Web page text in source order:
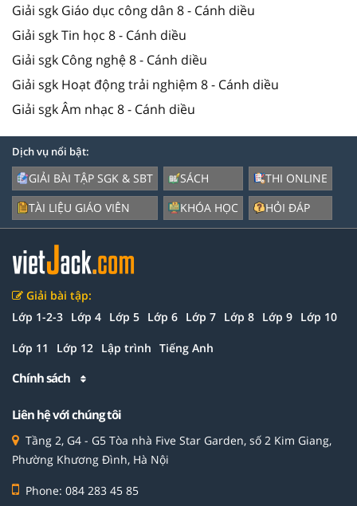
Giải sgk Giáo dục công dân 8 - Cánh diều
Giải sgk Tin học 8 - Cánh diều
Giải sgk Công nghệ 8 - Cánh diều
Giải sgk Hoạt động trải nghiệm 8 - Cánh diều
Giải sgk Âm nhạc 8 - Cánh diều
Dịch vụ nổi bật:
GIẢI BÀI TẬP SGK & SBT
TÀI LIỆU GIÁO VIÊN
SÁCH
KHÓA HỌC
THI ONLINE
HỎI ĐÁP
Giải bài tập:
Lớp 1-2-3 Lớp 4 Lớp 5 Lớp 6 Lớp 7 Lớp 8 Lớp 9 Lớp 10
Lớp 11 Lớp 12 Lập trình Tiếng Anh
Chính sách
Liên hệ với chúng tôi
Tầng 2, G4 - G5 Tòa nhà Five Star Garden, số 2 Kim Giang,
Phường Khương Đình, Hà Nội
Phone: 084 283 45 85